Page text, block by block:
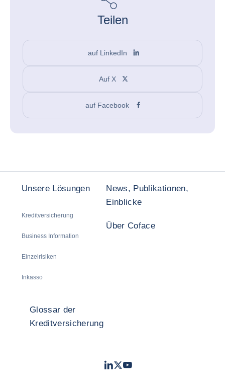
Teilen
auf LinkedIn
Auf X
auf Facebook
Unsere Lösungen
Kreditversicherung
Business Information
Einzelrisiken
Inkasso
News, Publikationen,
Einblicke
Über Coface
Glossar der
Kreditversicherung
LinkedIn
TwitterYoutube